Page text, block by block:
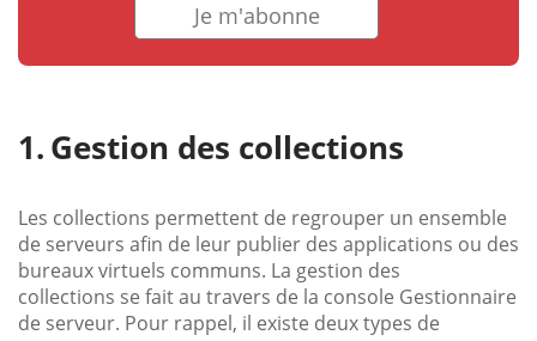
Je m'abonne
Gestion des collections
Les collections permettent de regrouper un ensemble
de serveurs afin de leur publier des applications ou des
bureaux virtuels communs. La gestion des
collections se fait au travers de la console Gestionnaire
de serveur. Pour rappel, il existe deux types de